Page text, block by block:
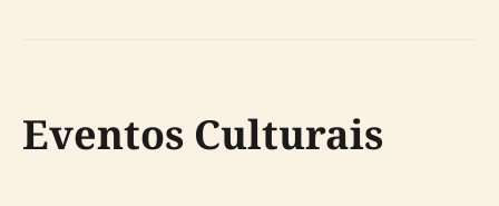
Eventos Culturais